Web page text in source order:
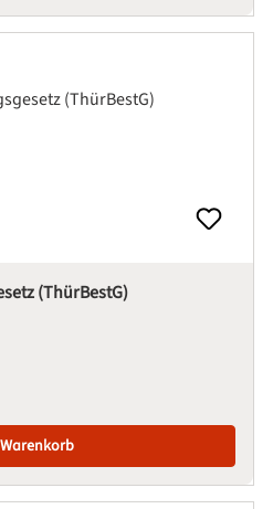
(ThürBestG)